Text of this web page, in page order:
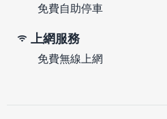
免費自助停車
上網服務
免費無線上網